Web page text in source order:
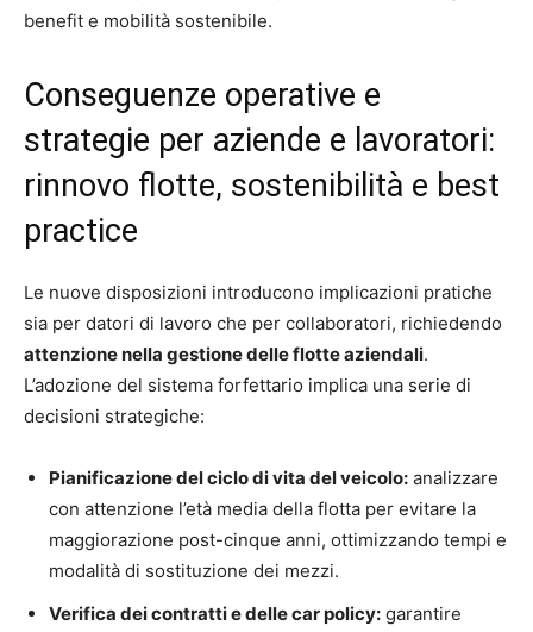
benefit e mobilità sostenibile.
Conseguenze operative e
strategie per aziende e lavoratori:
rinnovo flotte, sostenibilità e best
practice
Le nuove disposizioni introducono implicazioni pratiche
sia per datori di lavoro che per collaboratori, richiedendo
attenzione nella gestione delle flotte aziendali.
L’adozione del sistema forfettario implica una serie di
decisioni strategiche:
Pianificazione del ciclo di vita del veicolo: analizzare
con attenzione l’età media della flotta per evitare la
maggiorazione post-cinque anni, ottimizzando tempi e
modalità di sostituzione dei mezzi.
Verifica dei contratti e delle car policy: garantire